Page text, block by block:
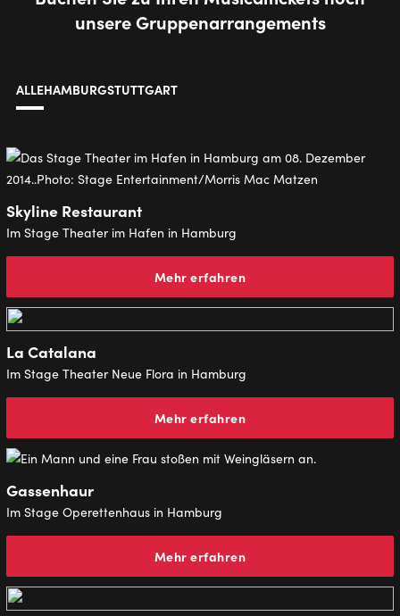
unsere Gruppenarrangements
ALLEHAMBURGSTUTTGART
Skyline Restaurant
Im Stage Theater im Hafen in Hamburg
Mehr erfahren
La Catalana
Im Stage Theater Neue Flora in Hamburg
Mehr erfahren
Gassenhaur
Im Stage Operettenhaus in Hamburg
Mehr erfahren